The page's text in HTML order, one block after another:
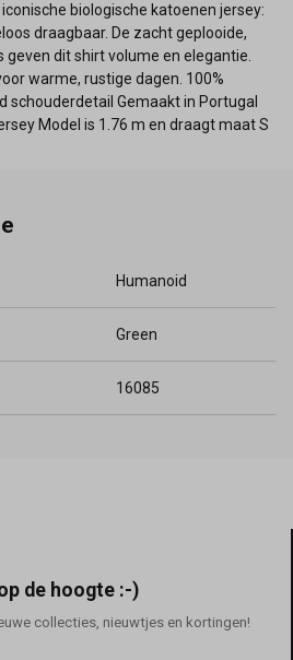
biologische katoenen jersey:
draagbaar. De zacht geplooide,
dit shirt volume en elegantie.
warme, rustige dagen. 100%
schouderdetail Gemaakt in Portugal
Model is 1.76 m en draagt maat S
Humanoid
Green
16085
de hoogte :-)
collecties, nieuwtjes en kortingen!